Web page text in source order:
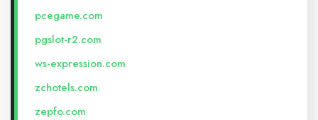
pcegame.com
pgslot-r2.com
ws-expression.com
zchotels.com
zepfo.com